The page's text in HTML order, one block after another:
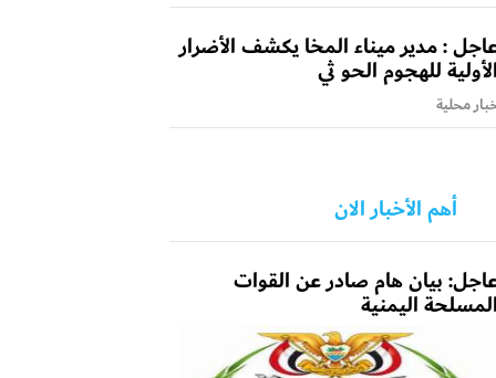
: مدير ميناء المخا يكشف الأضرار
الأولية للهجوم الحو ثي
محلية
أهم الأخبار الان
بيان هام صادر عن القوات
المسلحة اليمنية